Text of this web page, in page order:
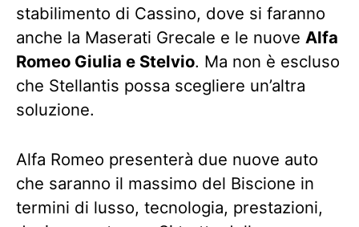
stabilimento di Cassino, dove si faranno
anche la Maserati Grecale e le nuove Alfa
Romeo Giulia e Stelvio. Ma non è escluso
che Stellantis possa scegliere un’altra
soluzione.
Alfa Romeo presenterà due nuove auto
che saranno il massimo del Biscione in
termini di lusso, tecnologia, prestazioni,